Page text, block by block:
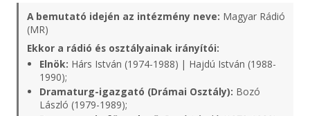
A bemutató idején az intézmény neve: Magyar Rádió
(MR)
Ekkor a rádió és osztályainak irányítói:
Elnök: Hárs István (1974-1988) | Hajdú István (1988-
1990);
Dramaturg-igazgató (Drámai Osztály): Bozó
László (1979-1989);